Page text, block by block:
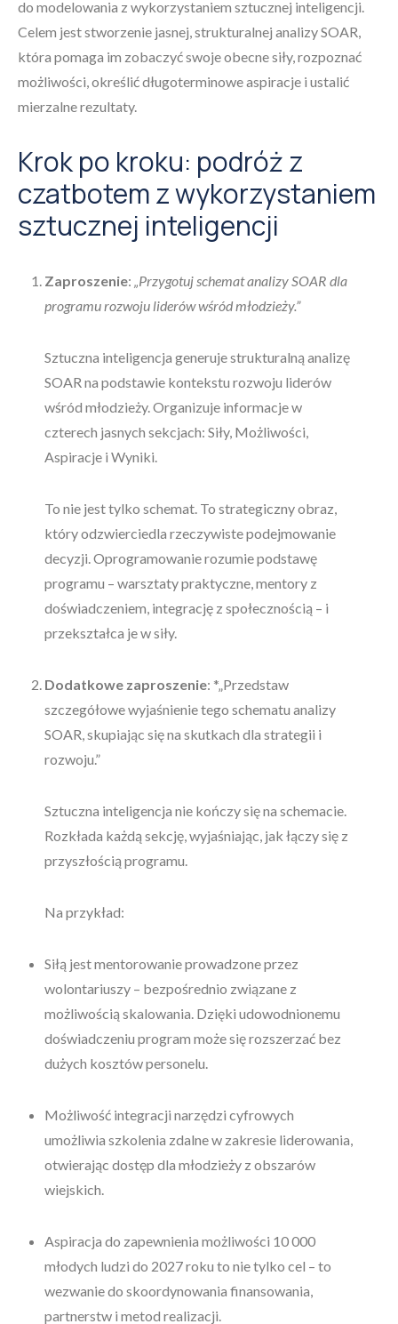
do modelowania z wykorzystaniem sztucznej inteligencji.
Celem jest stworzenie jasnej, strukturalnej analizy SOAR,
która pomaga im zobaczyć swoje obecne siły, rozpoznać
możliwości, określić długoterminowe aspiracje i ustalić
mierzalne rezultaty.
Krok po kroku: podróż z
czatbotem z wykorzystaniem
sztucznej inteligencji
Zaproszenie: „Przygotuj schemat analizy SOAR dla
programu rozwoju liderów wśród młodzieży.”
Sztuczna inteligencja generuje strukturalną analizę
SOAR na podstawie kontekstu rozwoju liderów
wśród młodzieży. Organizuje informacje w
czterech jasnych sekcjach: Siły, Możliwości,
Aspiracje i Wyniki.
To nie jest tylko schemat. To strategiczny obraz,
który odzwierciedla rzeczywiste podejmowanie
decyzji. Oprogramowanie rozumie podstawę
programu – warsztaty praktyczne, mentory z
doświadczeniem, integrację z społecznością – i
przekształca je w siły.
Dodatkowe zaproszenie: *„Przedstaw
szczegółowe wyjaśnienie tego schematu analizy
SOAR, skupiając się na skutkach dla strategii i
rozwoju.”
Sztuczna inteligencja nie kończy się na schemacie.
Rozkłada każdą sekcję, wyjaśniając, jak łączy się z
przyszłością programu.
Na przykład:
Siłą jest mentorowanie prowadzone przez
wolontariuszy – bezpośrednio związane z
możliwością skalowania. Dzięki udowodnionemu
doświadczeniu program może się rozszerzać bez
dużych kosztów personelu.
Możliwość integracji narzędzi cyfrowych
umożliwia szkolenia zdalne w zakresie liderowania,
otwierając dostęp dla młodzieży z obszarów
wiejskich.
Aspiracja do zapewnienia możliwości 10 000
młodych ludzi do 2027 roku to nie tylko cel – to
wezwanie do skoordynowania finansowania,
partnerstw i metod realizacji.